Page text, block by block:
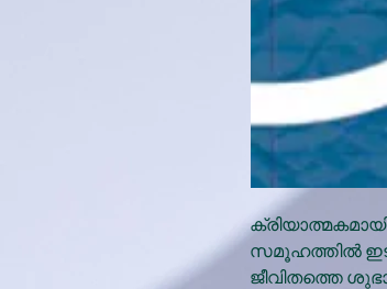
സമൂഹത്തില്‍
ജീവിതത്തെ